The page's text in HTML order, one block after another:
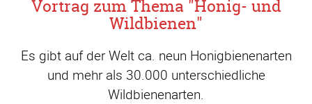
Vortrag zum Thema "Honig- und
Wildbienen"
Es gibt auf der Welt ca. neun Honigbienenarten
und mehr als 30.000 unterschiedliche
Wildbienenarten.